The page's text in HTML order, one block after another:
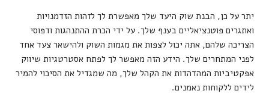
יתר על כן, הבנת שוק היעד שלך מאפשרת לך לזהות הזדמנויות
ואתגרים פוטנציאליים בענף שלך. על ידי הכרת ההתנהגות ודפוסי
הצריכה שלהם, אתה יכול לצפות את מגמות השוק ולהישאר צעד אחד
לפני המתחרים שלך. הידע הזה מאפשר לך לפתח אסטרטגיות שיווק
אפקטיביות המהדהדות את הקהל שלך, מה שמגדיל את הסיכוי להמיר
לידים ללקוחות נאמנים.